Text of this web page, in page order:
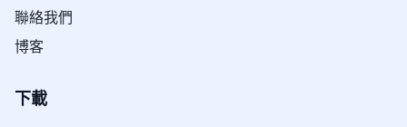
聯絡我們
博客
下載